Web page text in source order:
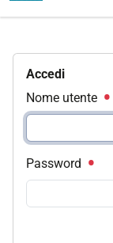
Accedi
Nome utente
Password